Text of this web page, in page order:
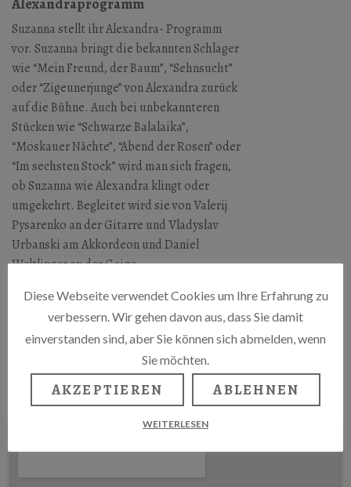
Suzanna stellt ihr Alexandra- Programm
vor. Suzanna bringt die bekannten Schlager
wie “Mein Freund, der Baum”, “Sehnsucht”
oder “Zigeunerjunge” von Alexandra zurück
auf die Bühne. Auch bei unbekannteren
Stücken wie “Schwarze Balalaika”,
“Moskauer Nächte”, “Abend der Rosen” oder
“Im sechsten Stock” wird man sich fragen,
ob Suzanna wie Alexandra klingt oder
umgekehrt. Begleitet wird sie von Valerij
Pysarenko an der Gitarre und Vladyslav
Urbanski am Akkordeon und Daniel
Weltlinger an der Geige
ZIMMER 16
Florastraße 16, 13187 Berlin
Diese Webseite verwendet Cookies um Ihre Erfahrung zu
verbessern. Wir gehen davon aus, dass Sie damit
einverstanden sind, aber Sie können sich abmelden, wenn
Sie möchten.
AKZEPTIEREN ABLEHNEN
WEITERLESEN